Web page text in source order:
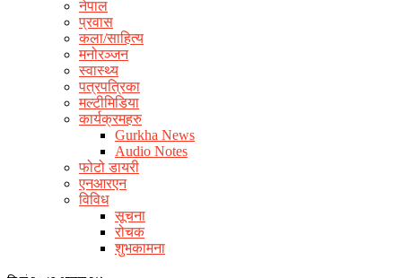
नेपाल
प्रवास
कला/साहित्य
मनोरञ्जन
स्वास्थ्य
पत्रपत्रिका
मल्टीमिडिया
कार्यक्रमहरु
Gurkha News
Audio Notes
फोटो डायरी
एनआरएन
विविध
सूचना
रोचक
शुभकामना